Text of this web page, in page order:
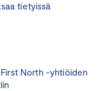
tietyissä
North -yhtiöiden